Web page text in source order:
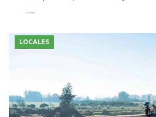
Leer Más
LOCALES